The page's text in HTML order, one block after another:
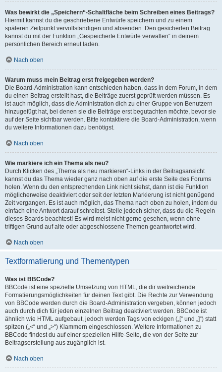
Was bewirkt die „Speichern“-Schaltfläche beim Schreiben eines Beitrags?
Hiermit kannst du die geschriebene Entwürfe speichern und zu einem
späteren Zeitpunkt vervollständigen und absenden. Den gesicherten Beitrag
kannst du mit der Funktion „Gespeicherte Entwürfe verwalten“ in deinem
persönlichen Bereich erneut laden.
Nach oben
Warum muss mein Beitrag erst freigegeben werden?
Die Board-Administration kann entschieden haben, dass in dem Forum, in dem
du einen Beitrag erstellt hast, die Beiträge zuerst geprüft werden müssen. Es
ist auch möglich, dass die Administration dich zu einer Gruppe von Benutzern
hinzugefügt hat, bei denen sie die Beiträge erst begutachten möchte, bevor sie
auf der Seite sichtbar werden. Bitte kontaktiere die Board-Administration, wenn
du weitere Informationen dazu benötigst.
Nach oben
Wie markiere ich ein Thema als neu?
Durch Klicken des „Thema als neu markieren“-Links in der Beitragsansicht
kannst du das Thema wieder ganz nach oben auf die erste Seite des Forums
holen. Wenn du den entsprechenden Link nicht siehst, dann ist die Funktion
möglicherweise deaktiviert oder seit der letzten Markierung ist nicht genügend
Zeit vergangen. Es ist auch möglich, das Thema nach oben zu holen, indem du
einfach eine Antwort darauf schreibst. Stelle jedoch sicher, dass du die Regeln
dieses Boards beachtest! Es wird meist nicht gerne gesehen, wenn ohne
triftigen Grund auf alte oder abgeschlossene Themen geantwortet wird.
Nach oben
Textformatierung und Thementypen
Was ist BBCode?
BBCode ist eine spezielle Umsetzung von HTML, die dir weitreichende
Formatierungsmöglichkeiten für deinen Text gibt. Die Rechte zur Verwendung
von BBCode werden durch die Board-Administration vergeben, können jedoch
auch durch dich für jeden einzelnen Beitrag deaktiviert werden. BBCode ist
ähnlich wie HTML aufgebaut, jedoch werden Tags von eckigen („[“ und „]“) statt
spitzen („<“ und „>“) Klammern eingeschlossen. Weitere Informationen zu
BBCode findest du auf einer speziellen Hilfe-Seite, die von der Seite zur
Beitragserstellung aus zugänglich ist.
Nach oben